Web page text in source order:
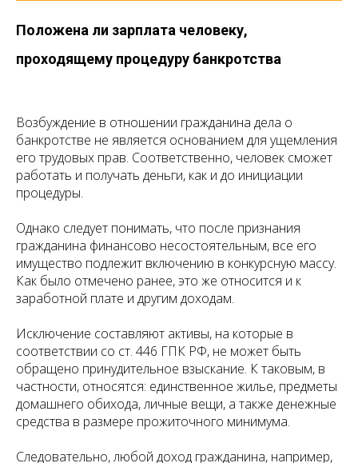
Положена ли зарплата человеку,
проходящему процедуру банкротства
Возбуждение в отношении гражданина дела о
банкротстве не является основанием для ущемления
его трудовых прав. Соответственно, человек сможет
работать и получать деньги, как и до инициации
процедуры.
Однако следует понимать, что после признания
гражданина финансово несостоятельным, все его
имущество подлежит включению в конкурсную массу.
Как было отмечено ранее, это же относится и к
заработной плате и другим доходам.
Исключение составляют активы, на которые в
соответствии со ст. 446 ГПК РФ, не может быть
обращено принудительное взыскание. К таковым, в
частности, относятся: единственное жилье, предметы
домашнего обихода, личные вещи, а также денежные
средства в размере прожиточного минимума.
Следовательно, любой доход гражданина, например,